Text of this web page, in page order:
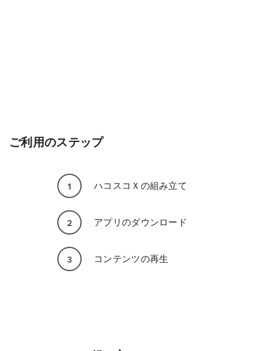
ご利用のステップ
1 ハコスコＸの組み立て
2 アプリのダウンロード
3 コンテンツの再生